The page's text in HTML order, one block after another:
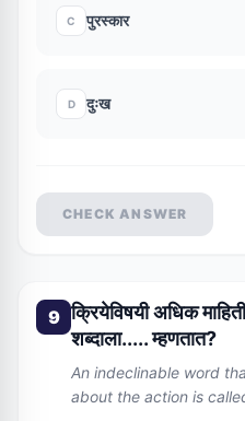
C पुरस्कार
D दुःख
CHECK ANSWER
9 क्रियेविषयी अधिक
शब्दाला..... म्हणतात?
An indeclinable word
about the action is